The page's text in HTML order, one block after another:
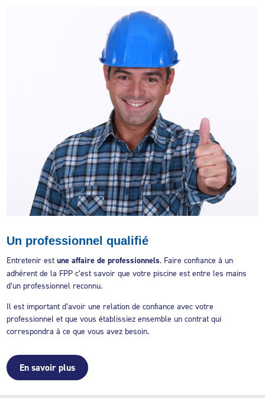
Un professionnel qualifié
Entretenir est une affaire de professionnels. Faire confiance à un
adhérent de la FPP c’est savoir que votre piscine est entre les mains
d’un professionnel reconnu.
Il est important d’avoir une relation de confiance avec votre
professionnel et que vous établissiez ensemble un contrat qui
correspondra à ce que vous avez besoin.
En savoir plus